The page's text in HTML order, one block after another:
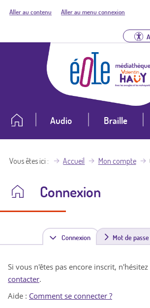
Aller au contenu Aller au menu connexion
Audio Braille
Vous êtes ici Accueil Mon compte
Connexion
Connexion(
n
Mot de
Si vous n'êtes pas encore inscrit, n'hésitez
contacter.
Aide : Comment se connecter ?